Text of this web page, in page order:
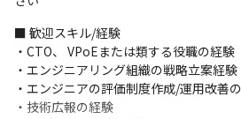
・企業の主力プロダクトの開発にコアメ
ジションです
■ 歓迎スキル/経験
・CTO、 VPoEまたは類する役職の経験
・エンジニアリング組織の戦略立案経験
・エンジニアの評価制度作成/運用改善
・技術広報の経験